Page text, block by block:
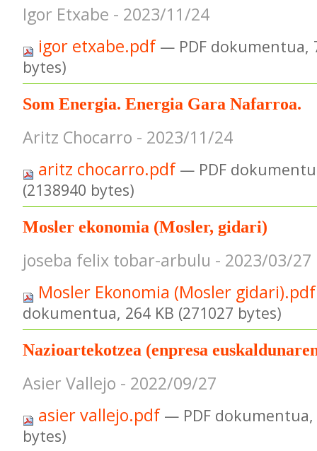
Igor Etxabe - 2023/11/24
igor etxabe.pdf — PDF dokumentua,
bytes)
Som Energia. Energia Gara Nafarroa.
Aritz Chocarro - 2023/11/24
aritz chocarro.pdf — PDF
(2138940 bytes)
Mosler ekonomia (Mosler, gidari)
joseba felix tobar-arbulu - 2023/03/27
Mosler Ekonomia (Mosler
dokumentua, 264 KB (271027 bytes)
Nazioartekotzea (enpresa
Asier Vallejo - 2022/09/27
asier vallejo.pdf — PDF dokumentua,
bytes)